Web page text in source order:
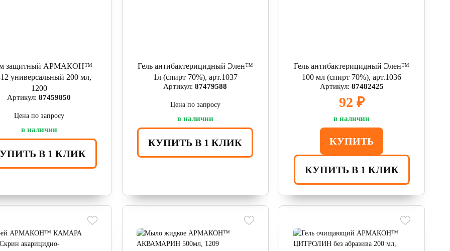
защитный АРМАКОН™
универсальный 200 мл,
1200
Артикул:87459850
Цена по запросу
в наличии
В 1 КЛИК
Гель антибактерицидный Элен™
1л (спирт 70%), арт.1037
Артикул:87479588
Цена по запросу
в наличии
КУПИТЬ В 1 КЛИК
Гель антибактерицидный Элен™
100 мл (спирт 70%), арт.1036
Артикул: 87482425
92 ₽
в наличии
КУПИТЬ
КУПИТЬ В 1 КЛИК